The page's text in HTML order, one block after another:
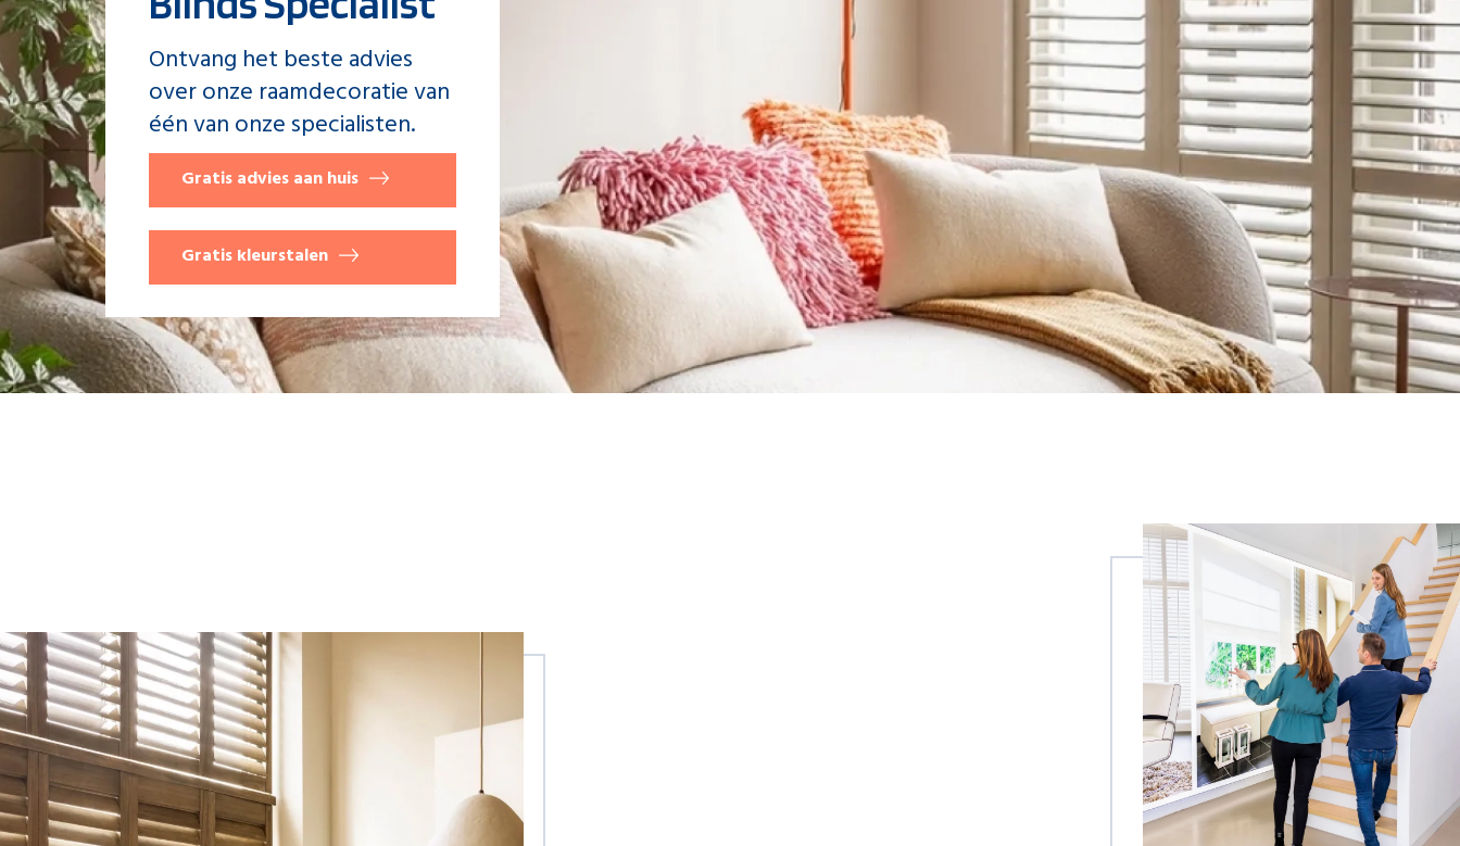
Ontvang het beste advies
over onze raamdecoratie van
één van onze specialisten.
Gratis advies aan huis
Gratis kleurstalen